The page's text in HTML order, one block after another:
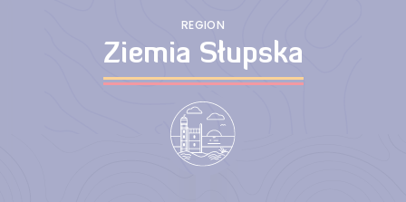
REGION
Ziemia Słupska